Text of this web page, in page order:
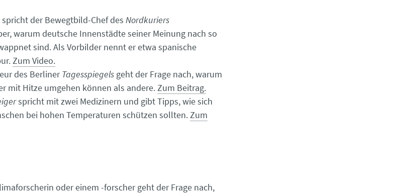
der Bewegtbild-Chef des Nordkuriers
warum deutsche Innenstädte seiner Meinung nach so
sind. Als Vorbilder nennt er etwa spanische
Zum Video.
des BerlinerTagesspiegels geht der Frage nach, warum
mit Hitze umgehen können als andere.Zum Beitrag.
spricht mit zwei Medizinern und gibt Tipps, wie sich
bei hohen Temperaturen schützen sollten.Zum
oder einem -forscher geht der Frage nach,